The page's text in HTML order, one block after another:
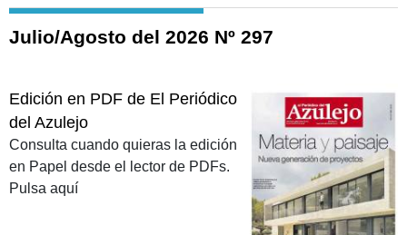
Julio/Agosto del 2026 Nº 297
Edición en PDF de El Periódico
del Azulejo
Consulta cuando quieras la edición
en Papel desde el lector de PDFs.
Pulsa aquí